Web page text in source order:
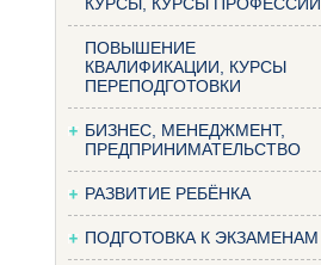
ПОВЫШЕНИЕ
КВАЛИФИКАЦИИ, КУРСЫ
ПЕРЕПОДГОТОВКИ
БИЗНЕС, МЕНЕДЖМЕНТ,
ПРЕДПРИНИМАТЕЛЬСТВО
РАЗВИТИЕ РЕБЁНКА
ПОДГОТОВКА К ЭКЗАМЕНАМ